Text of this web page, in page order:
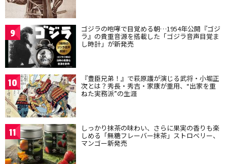
9 ゴジラの咆哮で目覚める朝…1954年公開『ゴジ
ラ』の貴重音源を搭載した「ゴジラ音声目覚ま
し時計」が新発売
10 『豊臣兄弟！』で萩原護が演じる武将・小堀正
次とは？秀長・秀吉・家康が重用、“出家を重
ねた実務派”の生涯
11 しっかり抹茶の味わい、さらに果実の香りも楽
しめる「無糖フレーバー抹茶」ストロベリー、
マンゴー新発売